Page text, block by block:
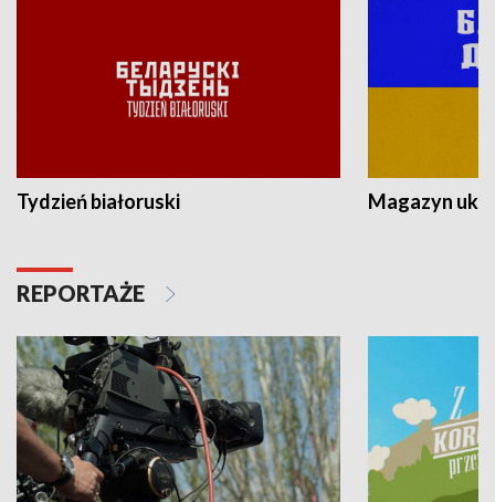
Tydzień białoruski Magazyn
REPORTAŻE